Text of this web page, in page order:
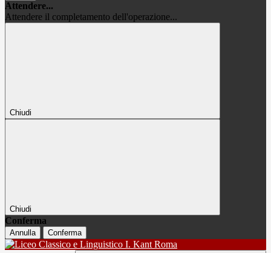
Attendere...
Attendere il completamento dell'operazione...
Chiudi
Chiudi
Conferma
Annulla Conferma